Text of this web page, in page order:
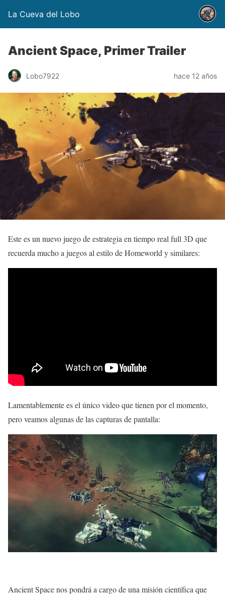
La Cueva del Lobo
Ancient Space, Primer Trailer
Lobo7922 hace 12 años
Este es un nuevo juego de estrategia en tiempo real full 3D que
recuerda mucho a juegos al estilo de Homeworld y similares:
Lamentablemente es el único video que tienen por el momento,
pero veamos algunas de las capturas de pantalla:
Ancient Space nos pondrá a cargo de una misión científica que